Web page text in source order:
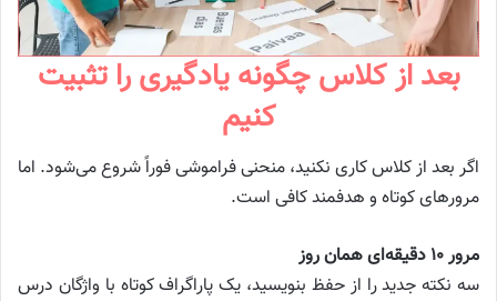
بعد از کلاس چگونه یادگیری را تثبیت
کنیم
اگر بعد از کلاس کاری نکنید، منحنی فراموشی فوراً شروع می‌شود. اما
مرورهای کوتاه و هدفمند کافی است.
مرور ۱۰ دقیقه‌ای همان روز
سه نکته جدید را از حفظ بنویسید، یک پاراگراف کوتاه با واژگان درس